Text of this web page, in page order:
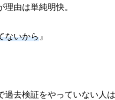
由は単純明快。
ないから 』
去検証をやっていない人は